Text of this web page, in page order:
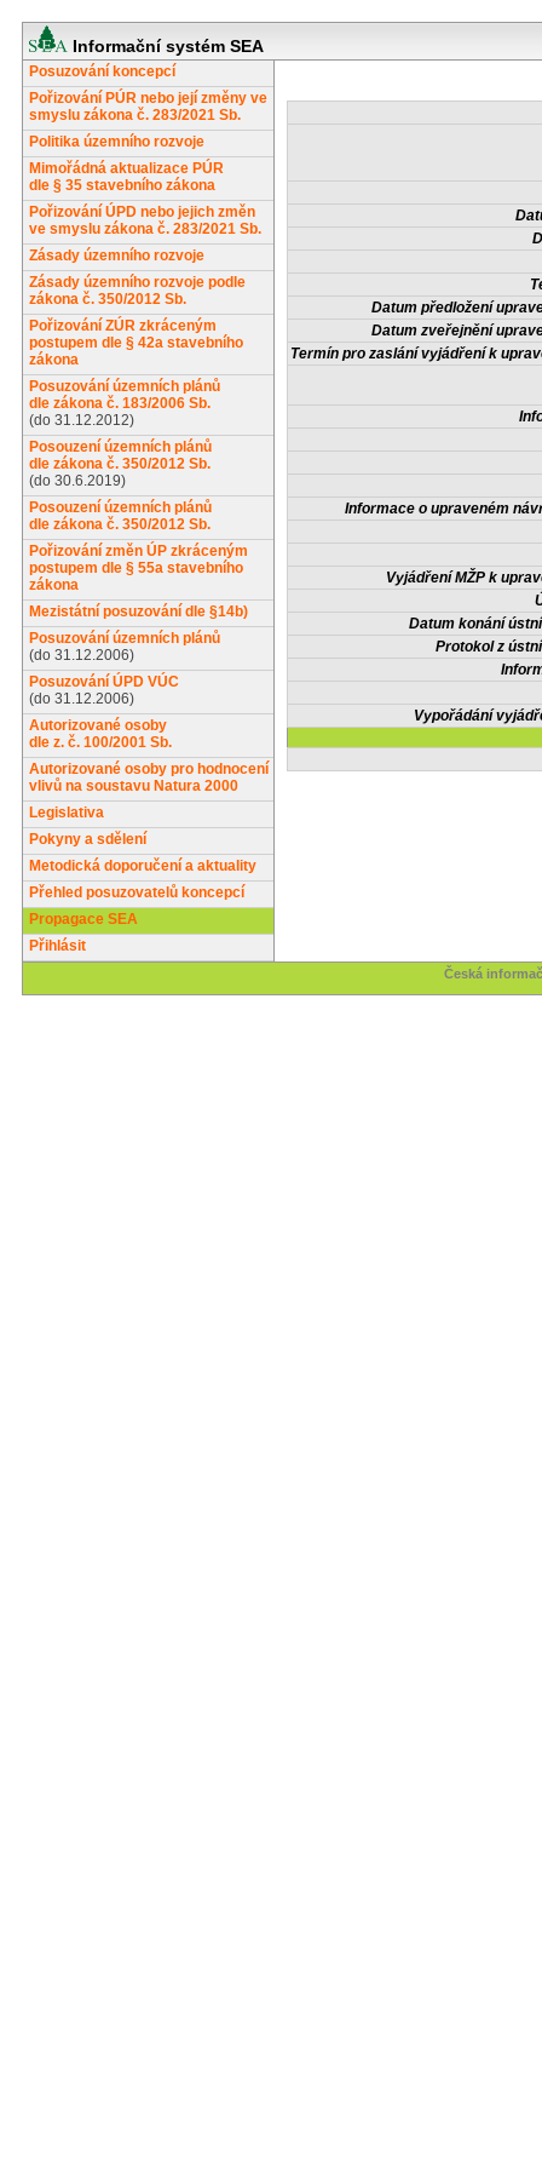
Informační systém SEA
Posuzování koncepcí
Pořizování PÚR nebo její změny ve
smyslu zákona č. 283/2021 Sb.
Politika územního rozvoje
Mimořádná aktualizace PÚR
dle § 35 stavebního zákona
Pořizování ÚPD nebo jejich změn
ve smyslu zákona č. 283/2021 Sb.
Zásady územního rozvoje
Zásady územního rozvoje podle
zákona č. 350/2012 Sb.
Pořizování ZÚR zkráceným
postupem dle § 42a stavebního
zákona
Posuzování územních plánů
dle zákona č. 183/2006 Sb.
(do 31.12.2012)
Posouzení územních plánů
dle zákona č. 350/2012 Sb.
(do 30.6.2019)
Posouzení územních plánů
dle zákona č. 350/2012 Sb.
Pořizování změn ÚP zkráceným
postupem dle § 55a stavebního
zákona
Mezistátní posuzování dle §14b)
Posuzování územních plánů
(do 31.12.2006)
Posuzování ÚPD VÚC
(do 31.12.2006)
Autorizované osoby
dle z. č. 100/2001 Sb.
Autorizované osoby pro hodnocení
vlivů na soustavu Natura 2000
Legislativa
Pokyny a sdělení
Metodická doporučení a aktuality
Přehled posuzovatelů koncepcí
Propagace SEA
Přihlásit
Datum předložení
Datum zveřejnění
Termín pro zaslání vyjádření k
Informace o upraveném
Vyjádření MŽP k
Datum konání
Protokol z
Vypořádání
Česká